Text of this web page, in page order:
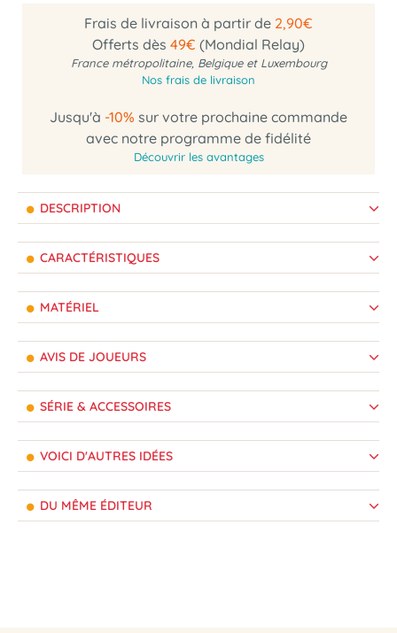
Frais de livraison à partir de 2,90€
Offerts dès 49€ (Mondial Relay)
France métropolitaine, Belgique et Luxembourg
Nos frais de livraison
Jusqu'à -10% sur votre prochaine commande
avec notre programme de fidélité
Découvrir les avantages
DESCRIPTION
CARACTÉRISTIQUES
MATÉRIEL
AVIS DE JOUEURS
SÉRIE & ACCESSOIRES
VOICI D'AUTRES IDÉES
DU MÊME ÉDITEUR